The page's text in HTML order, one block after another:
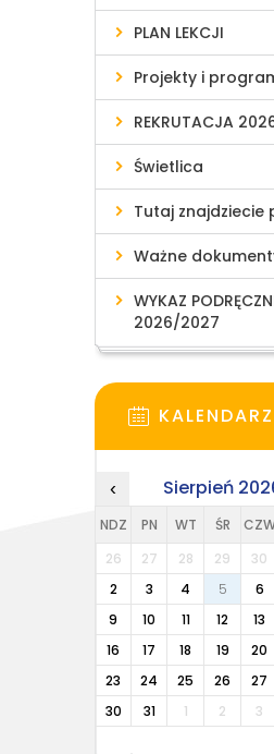
PLAN LEKCJI
Projekty i
REKRUTACJA
Świetlica
Tutaj znajdziecie
Ważne
WYKAZ
2026/2027
KALENDARZ
‹ Sierpień
NDZ PN WT ŚR
26
27 28 29 30
2
3 4 5 6
9
10 11 12 13
16
17 18 19 20
23
24 25 26 27
30
31 1 2 3